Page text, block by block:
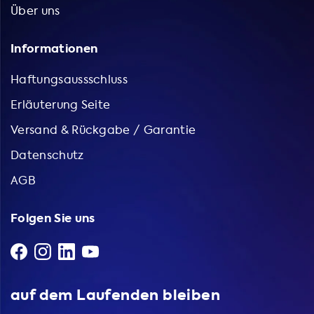
Über uns
Informationen
Haftungsaussschluss
Erläuterung Seite
Versand & Rückgabe / Garantie
Datenschutz
AGB
Folgen Sie uns
auf dem Laufenden bleiben